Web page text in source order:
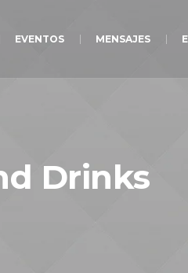
EVENTOS MENSAJES
Drinks